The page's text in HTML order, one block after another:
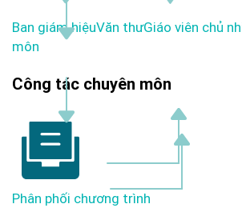
Ban giám hiệuVăn thưGiáo viên chủ
môn
Công tác chuyên môn
Phân phối chương trình